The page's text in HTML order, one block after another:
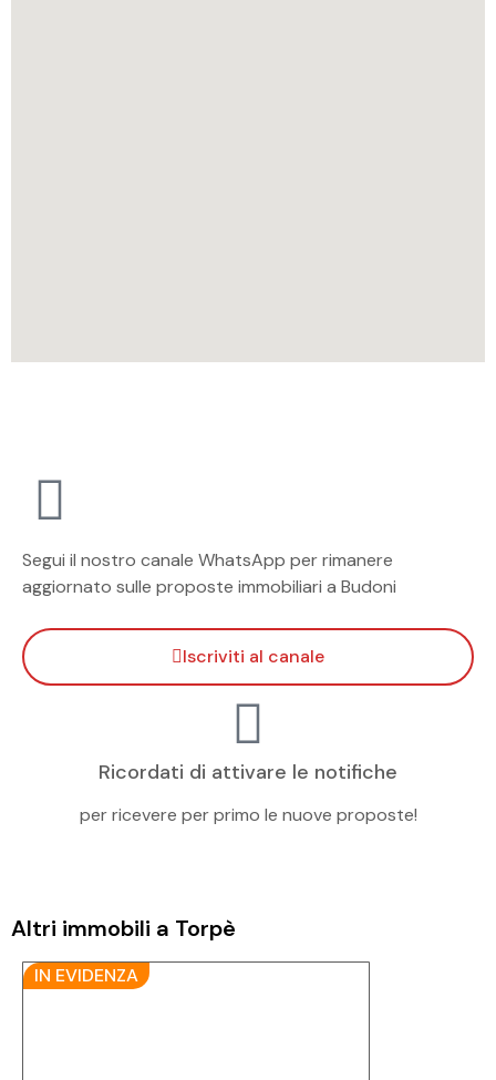
Segui il nostro canale WhatsApp per rimanere
aggiornato sulle proposte immobiliari a Budoni
Iscriviti al canale
Ricordati di attivare le notifiche
per ricevere per primo le nuove proposte!
Altri immobili a Torpè
IN EVIDENZA